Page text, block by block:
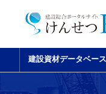
建設資材データベース